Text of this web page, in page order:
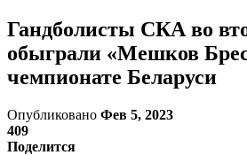
Гандболисты СКА во
обыграли «Мешков
чемпионате Беларуси
Опубликовано Фев 5, 2023
409
Поделится